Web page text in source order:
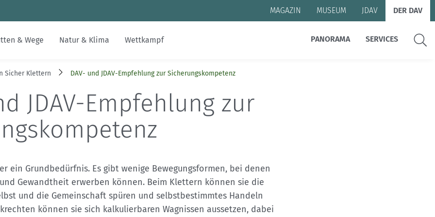
MAGAZIN MUSEUM JDAV DER DAV
Digitalisierung im DAV
Kontakt
DAVintern
Bildung
Leistungsbergsteigen
& Wege
Kartographie
Natur & Klima
Erhalt unerschlossener Räume
Naturschutzverfahren
Wettkampf PANORAMA
FAQs
Mediadaten
SERVICES
DAV-Felsinfo
Notruf
Krisenintervention
Versicherungen
Suche
Sicher Klettern DAV- und JDAV-Empfehlung zur Sicherungskompetenz
JDAV-Empfehlung zur
ein Grundbedürfnis. Es gibt wenige Bewegungsformen, bei denen
Gewandtheit erwerben können. Beim Klettern können sie die
und die Gemeinschaft spüren und selbstbestimmtes Handeln
können sie sich kalkulierbaren Wagnissen aussetzen, dabei